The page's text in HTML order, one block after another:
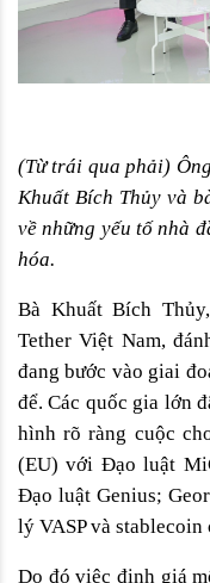
(Từ trái qua phải)
Khuất Bích Thủy và
về những yếu tố nhà
hóa.
Bà Khuất Bích
Tether Việt Nam,
đang bước vào giai
để. Các quốc gia lớn
hình rõ ràng cuộc
(EU) với Đạo luật
Đạo luật Genius;
lý VASP và
Do đó việc định giá